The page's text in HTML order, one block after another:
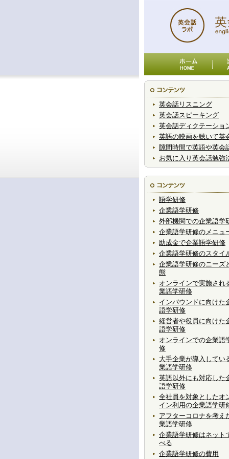
英会話リスニング
英会話スピーキング
英会話ディクテーショ
英語の映画を聴いて英
隙間時間で英語や英会
お気に入り英会話勉強
語学研修
企業語学研修
外部機関での企業語学
企業語学研修のメニュ
助成金で企業語学研修
企業語学研修のスタイ
企業語学研修のニーズ
態
オンラインで実施され
業語学研修
インバウンドに向けた
語学研修
経営者や役員に向けた
語学研修
オンラインでの企業語
修
大手企業が導入してい
業語学研修
英語以外にも対応した
語学研修
全社員を対象としたオ
イン利用の企業語学研
アフターコロナを考え
業語学研修
企業語学研修はネット
べる
企業語学研修の費用